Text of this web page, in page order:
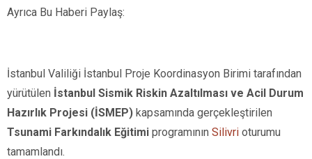
Ayrıca Bu Haberi Paylaş:
İstanbul Valiliği İstanbul Proje Koordinasyon Birimi tarafından
yürütülen İstanbul Sismik Riskin Azaltılması ve Acil Durum
Hazırlık Projesi (İSMEP) kapsamında gerçekleştirilen
Tsunami Farkındalık Eğitimi programının Silivri oturumu
tamamlandı.